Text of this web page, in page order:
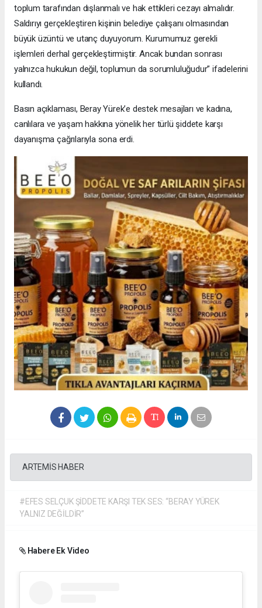
toplum tarafından dışlanmalı ve hak ettikleri cezayı almalıdır.
Saldırıyı gerçekleştiren kişinin belediye çalışanı olmasından
büyük üzüntü ve utanç duyuyorum. Kurumumuz gerekli
işlemleri derhal gerçekleştirmiştir. Ancak bundan sonrası
yalnızca hukukun değil, toplumun da sorumluluğudur” ifadelerini
kullandı.
Basın açıklaması, Beray Yürek’e destek mesajları ve kadına,
canlılara ve yaşam hakkına yönelik her türlü şiddete karşı
dayanışma çağrılarıyla sona erdi.
ARTEMİS HABER
#EFES SELÇUK ŞİDDETE KARŞI TEK SES: “BERAY YÜREK
YALNIZ DEĞİLDİR”
Habere Ek Video